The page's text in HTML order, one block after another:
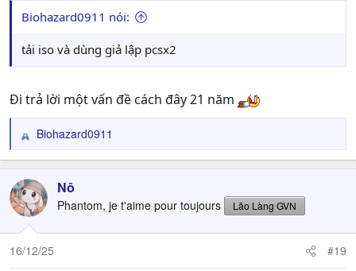
Biohazard0911 nói:
tải iso và dùng giả lập pcsx2
Đi trả lời một vấn đề cách đây 21 năm
R
e
c
t
i
o
n
Biohazard0911
Nô
Phantom, je t'aime pour toujours Lão Làng GVN
16/12/25 #19